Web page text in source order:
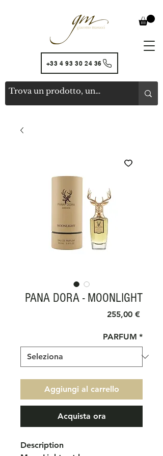
+33 4 93 30 24 36
PANA DORA - MOONLIGHT
255,00 €
PARFUM *
Aggiungi al carrello
Acquista ora
Description